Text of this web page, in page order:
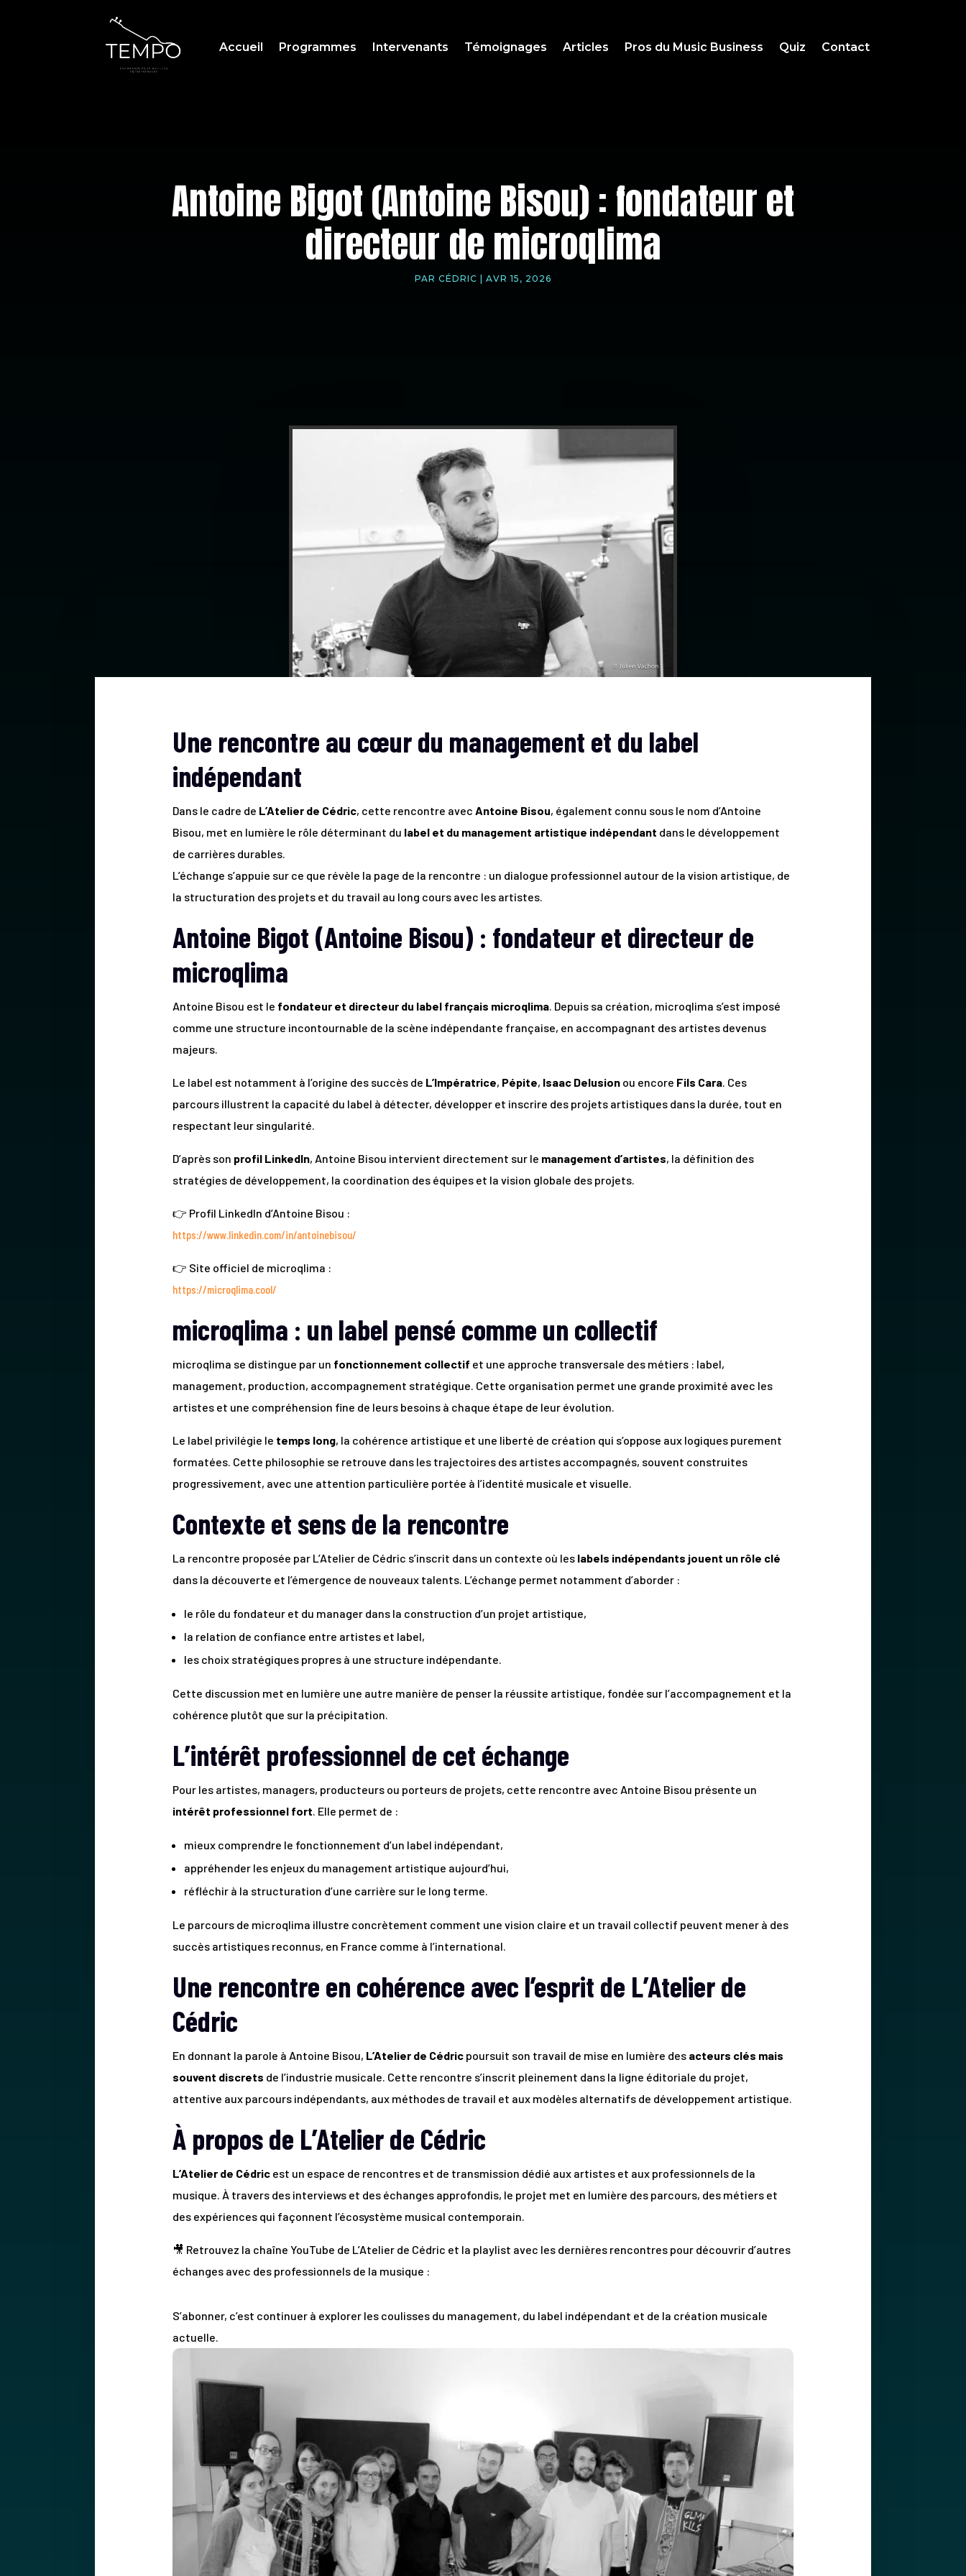
Accueil Programmes Intervenants Témoignages Articles Pros du Music Business Quiz Contact
Antoine Bigot (Antoine Bisou) : fondateur et
directeur de microqlima
PAR CÉDRIC AVR 15, 2026
Une rencontre au cœur du management et du label
indépendant
Dans le cadre de L’Atelier de Cédric, cette rencontre avec Antoine Bisou, également connu sous le nom d’Antoine
Bisou, met en lumière le rôle déterminant du label et du management artistique indépendant dans le développement
de carrières durables.
L’échange s’appuie sur ce que révèle la page de la rencontre : un dialogue professionnel autour de la vision artistique, de
la structuration des projets et du travail au long cours avec les artistes.
Antoine Bigot (Antoine Bisou) : fondateur et directeur de
microqlima
Antoine Bisou est le fondateur et directeur du label français microqlima . Depuis sa création, microqlima s’est imposé
comme une structure incontournable de la scène indépendante française, en accompagnant des artistes devenus
majeurs.
Le label est notamment à l’origine des succès de L’Impératrice, Pépite, Isaac Delusion ou encore Fils Cara . Ces
parcours illustrent la capacité du label à détecter, développer et inscrire des projets artistiques dans la durée, tout en
respectant leur singularité.
D’après son profil LinkedIn, Antoine Bisou intervient directement sur le management d’artistes, la définition des
stratégies de développement, la coordination des équipes et la vision globale des projets.
👉 Profil LinkedIn d’Antoine Bisou :
https://www.linkedin.com/in/antoinebisou/
👉 Site officiel de microqlima :
https://microqlima.cool/
microqlima : un label pensé comme un collectif
microqlima se distingue par un fonctionnement collectif et une approche transversale des métiers : label,
management, production, accompagnement stratégique. Cette organisation permet une grande proximité avec les
artistes et une compréhension fine de leurs besoins à chaque étape de leur évolution.
Le label privilégie le temps long, la cohérence artistique et une liberté de création qui s’oppose aux logiques purement
formatées. Cette philosophie se retrouve dans les trajectoires des artistes accompagnés, souvent construites
progressivement, avec une attention particulière portée à l’identité musicale et visuelle.
Contexte et sens de la rencontre
La rencontre proposée par L’Atelier de Cédric s’inscrit dans un contexte où les labels indépendants jouent un rôle clé
dans la découverte et l’émergence de nouveaux talents. L’échange permet notamment d’aborder :
le rôle du fondateur et du manager dans la construction d’un projet artistique,
la relation de confiance entre artistes et label,
les choix stratégiques propres à une structure indépendante.
Cette discussion met en lumière une autre manière de penser la réussite artistique, fondée sur l’accompagnement et la
cohérence plutôt que sur la précipitation.
L’intérêt professionnel de cet échange
Pour les artistes, managers, producteurs ou porteurs de projets, cette rencontre avec Antoine Bisou présente un
intérêt professionnel fort . Elle permet de :
mieux comprendre le fonctionnement d’un label indépendant,
appréhender les enjeux du management artistique aujourd’hui,
réfléchir à la structuration d’une carrière sur le long terme.
Le parcours de microqlima illustre concrètement comment une vision claire et un travail collectif peuvent mener à des
succès artistiques reconnus, en France comme à l’international.
Une rencontre en cohérence avec l’esprit de L’Atelier de
Cédric
En donnant la parole à Antoine Bisou, L’Atelier de Cédric poursuit son travail de mise en lumière des acteurs clés mais
souvent discrets de l’industrie musicale. Cette rencontre s’inscrit pleinement dans la ligne éditoriale du projet,
attentive aux parcours indépendants, aux méthodes de travail et aux modèles alternatifs de développement artistique.
À propos de L’Atelier de Cédric
L’Atelier de Cédric est un espace de rencontres et de transmission dédié aux artistes et aux professionnels de la
musique. À travers des interviews et des échanges approfondis, le projet met en lumière des parcours, des métiers et
des expériences qui façonnent l’écosystème musical contemporain.
🎥 Retrouvez la chaîne YouTube de L’Atelier de Cédric et la playlist avec les dernières rencontres pour découvrir d’autres
échanges avec des professionnels de la musique :
S’abonner, c’est continuer à explorer les coulisses du management, du label indépendant et de la création musicale
actuelle.